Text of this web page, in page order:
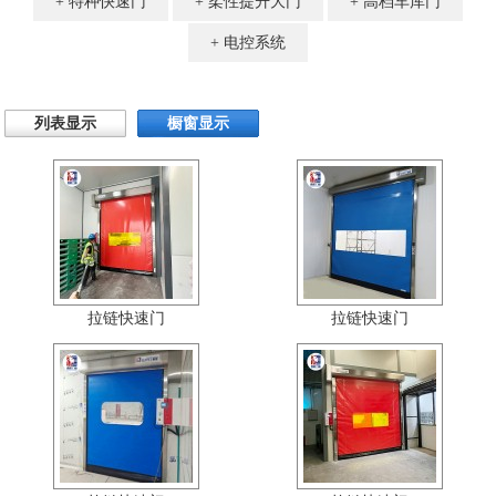
电控系统
列表显示 橱窗显示
拉链快速门 拉链快速门